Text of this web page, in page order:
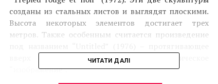
созданы из стальных листов и выглядят плоскими.
Высота некоторых элементов достигает трех
метров. Также особенным считается произведение
вверх руки красное сюрреалистическое
“изображение”.
ЧИТАТИ ДАЛІ